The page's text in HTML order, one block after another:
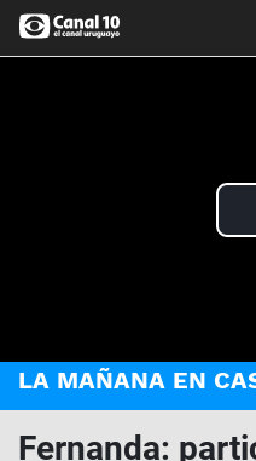
LA MAÑANA EN
Fernanda: